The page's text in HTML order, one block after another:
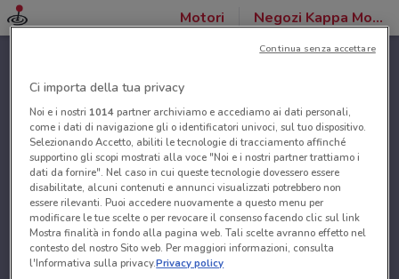
Motori Negozi Kappa Moto
Ci importa della tua privacy
Noi e i nostri 1014partner archiviamo e accediamo ai dati personali,
come i dati di navigazione gli o identificatori univoci, sul tuo dispositivo.
Selezionando Accetto, abiliti le tecnologie di tracciamento affinché
supportino gli scopi mostrati alla voce "Noi e i nostri partner trattiamo i
dati da fornire". Nel caso in cui queste tecnologie dovessero essere
disabilitate, alcuni contenuti e annunci visualizzati potrebbero non
essere rilevanti. Puoi accedere nuovamente a questo menu per
modificare le tue scelte o per revocare il consenso facendo clic sul link
Mostra finalità in fondo alla pagina web. Tali scelte avranno effetto nel
contesto del nostro Sito web. Per maggiori informazioni, consulta
l'Informativa sulla privacy.Privacy policy
Continua senza accettare